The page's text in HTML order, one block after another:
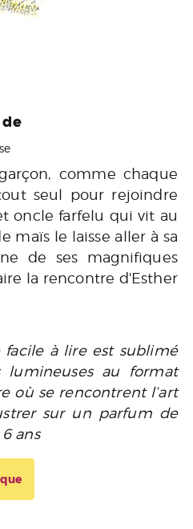
comme chaque
seul pour rejoindre
oncle farfelu qui vit au
maïs le laisse aller à sa
de ses magnifiques
la rencontre d'Esther
facile à lire est sublimé
lumineuses au format
où se rencontrent l’art
sur un parfum de
ans